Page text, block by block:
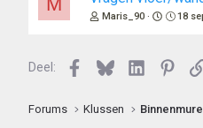
Maris_90 18
Deel: Facebook
BlueskyLinkedIn
Forums Klussen